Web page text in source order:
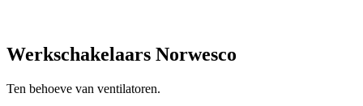
Werkschakelaars Norwesco
Ten behoeve van ventilatoren.